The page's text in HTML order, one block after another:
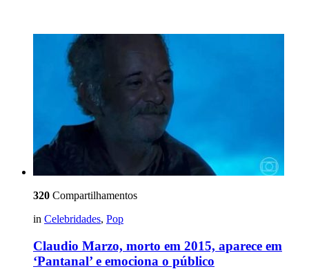
320 Compartilhamentos
in Celebridades, Pop
Claudio Marzo, morto em 2015, aparece em
‘Pantanal’ e emociona o público